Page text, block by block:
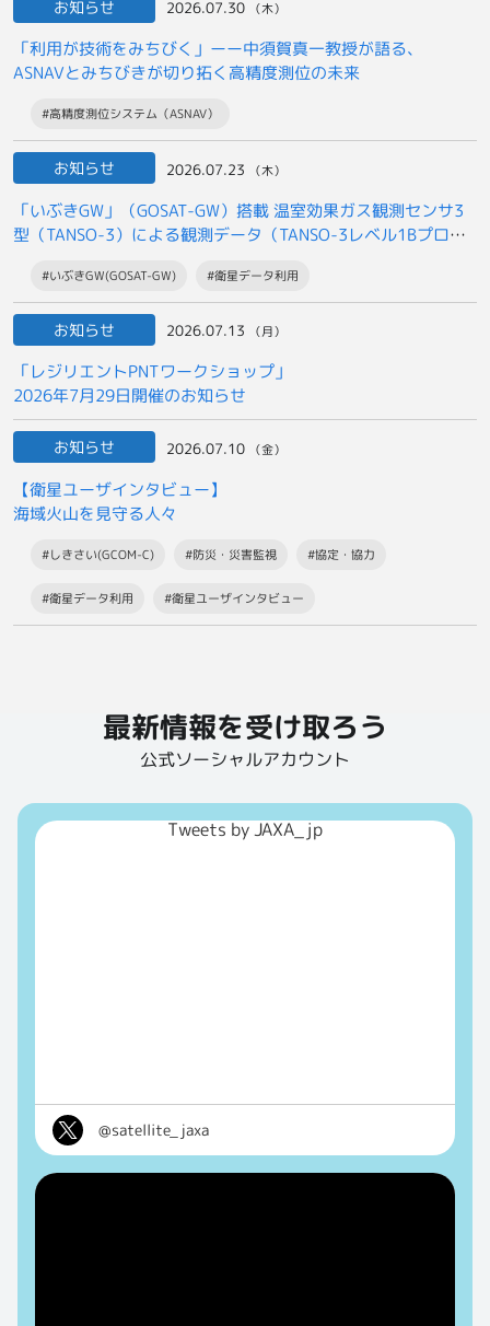
お知らせ 2026.07.30 （木）
「利用が技術をみちびく」ーー中須賀真一教授が語る、
ASNAVとみちびきが切り拓く高精度測位の未来
#高精度測位システム（ASNAV）
お知らせ 2026.07.23 （木）
「いぶきGW」（GOSAT-GW）搭載 温室効果ガス観測センサ3
型（TANSO-3）による観測データ（TANSO-3レベル1Bプロダ
一般提供開始について
#いぶきGW(GOSAT-GW) #衛星データ利用
お知らせ 2026.07.13 （月）
「レジリエントPNTワークショップ」
2026年7月29日開催のお知らせ
お知らせ 2026.07.10 （金）
【衛星ユーザインタビュー】
海域火山を見守る人々
#しきさい(GCOM-C) #防災・災害監視 #協定・協力
#衛星データ利用 #衛星ユーザインタビュー
最新情報を受け取ろう
公式ソーシャルアカウント
Tweets by JAXA_jp
@satellite_jaxa